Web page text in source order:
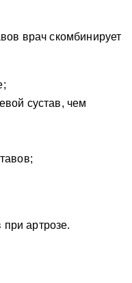
врач скомбинирует
сустав, чем
артрозе.